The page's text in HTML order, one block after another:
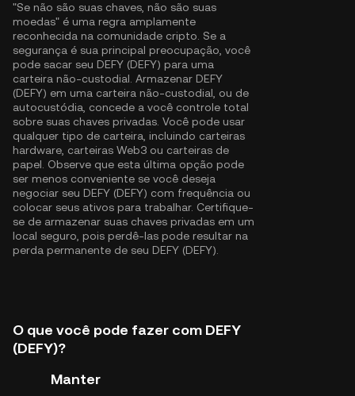
"Se não são suas chaves, não são suas
moedas" é uma regra amplamente
reconhecida na comunidade cripto. Se a
segurança é sua principal preocupação, você
pode sacar seu DEFY (DEFY) para uma
carteira não-custodial. Armazenar DEFY
(DEFY) em uma carteira não-custodial, ou de
autocustódia, concede a você controle total
sobre suas chaves privadas. Você pode usar
qualquer tipo de carteira, incluindo carteiras
hardware, carteiras Web3 ou carteiras de
papel. Observe que esta última opção pode
ser menos conveniente se você deseja
negociar seu DEFY (DEFY) com frequência ou
colocar seus ativos para trabalhar. Certifique-
se de armazenar suas chaves privadas em um
local seguro, pois perdê-las pode resultar na
perda permanente de seu DEFY (DEFY).
O que você pode fazer com DEFY
(DEFY)?
Manter